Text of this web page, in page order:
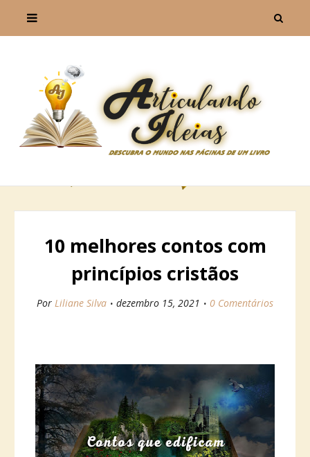
10 melhores contos com
princípios cristãos
Por Liliane Silva dezembro 15, 2021 0 Comentários